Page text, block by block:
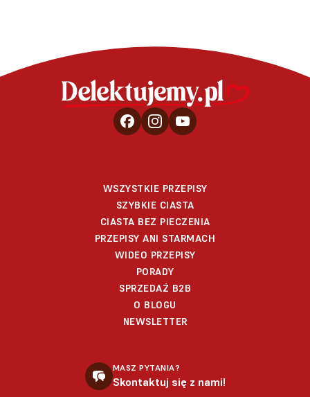
WSZYSTKIE PRZEPISY
SZYBKIE CIASTA
CIASTA BEZ PIECZENIA
PRZEPISY ANI STARMACH
WIDEO PRZEPISY
PORADY
SPRZEDAŻ B2B
O BLOGU
NEWSLETTER
MASZ PYTANIA?
Skontaktuj się z nami!